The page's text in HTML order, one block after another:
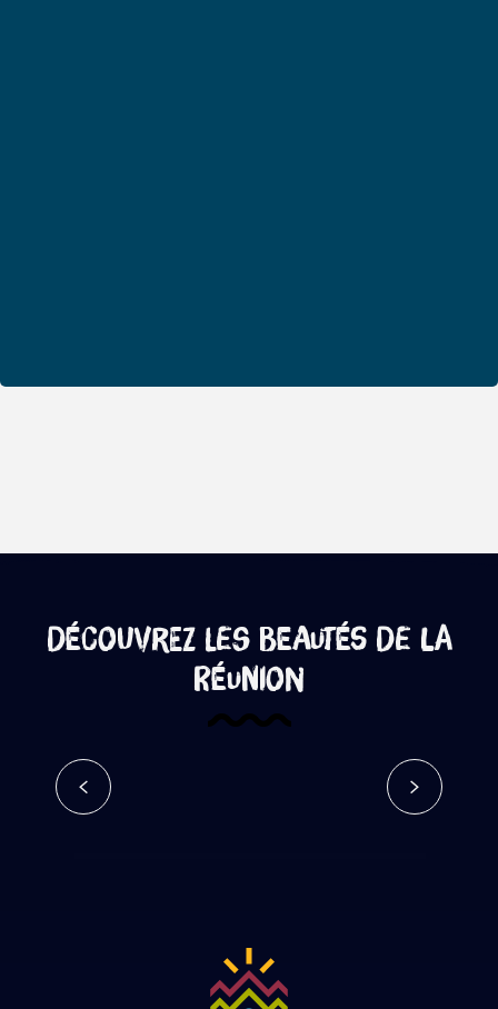
Découvrez les beautés de La
Réunion